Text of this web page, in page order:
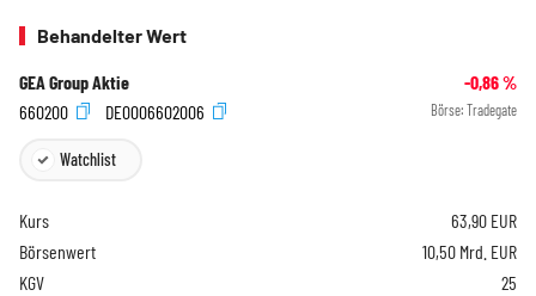
Behandelter Wert
GEA Group Aktie -0,86%
660200
DE0006602006 Börse: Tradegate
Watchlist
Kurs 63,90 EUR
Börsenwert
10,50 Mrd. EUR
KGV
25